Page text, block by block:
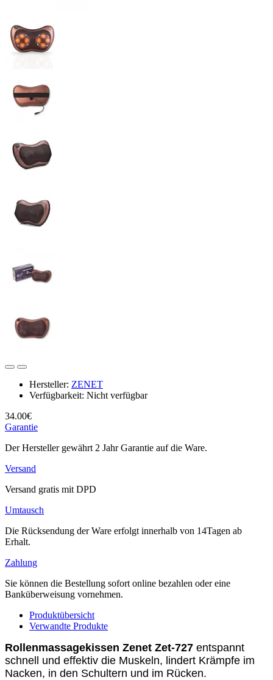
Hersteller: ZENET
Verfügbarkeit: Nicht verfügbar
34.00€
Garantie
Der Hersteller gewährt 2 Jahr Garantie auf die Ware.
Versand
Versand gratis mit DPD
Umtausch
Die Rücksendung der Ware erfolgt innerhalb von 14Tagen ab
Erhalt.
Zahlung
Sie können die Bestellung sofort online bezahlen oder eine
Banküberweisung vornehmen.
Produktübersicht
Verwandte Produkte
Rollenmassagekissen Zenet Zet-727 entspannt
schnell und effektiv die Muskeln, lindert Krämpfe im
Nacken, in den Schultern und im Rücken.